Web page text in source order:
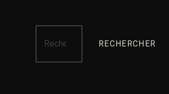
RECHERCHER